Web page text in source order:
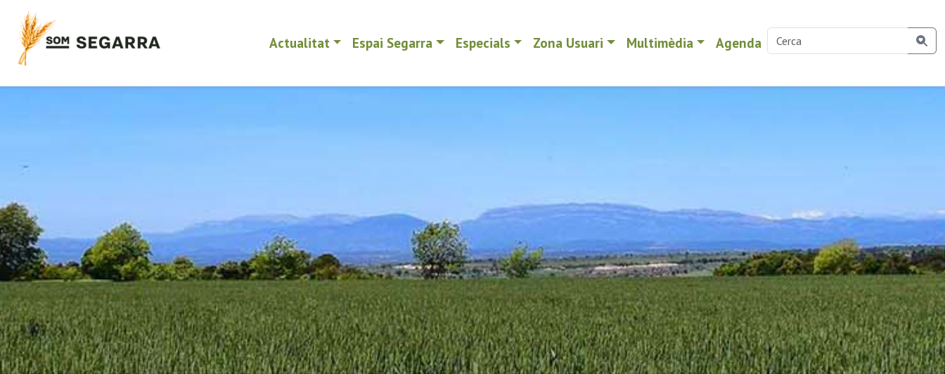
Actualitat Espai Segarra Especials Zona Usuari Multimèdia Agenda